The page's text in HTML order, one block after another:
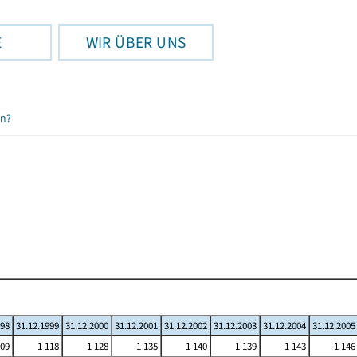
WIR ÜBER UNS
31.12.1999 31.12.2000 31.12.2001 31.12.2002 31.12.2003 31.12.2004 31.12.2005
1 118 1 128 1 135 1 140 1 139 1 143 1 146